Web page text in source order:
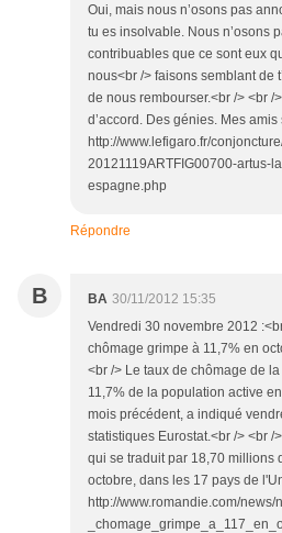
Oui, mais nous n’osons pas
tu es insolvable. Nous n’osons
contribuables que ce sont eux
nous<br /> faisons semblant de
de nous rembourser.<br /> <br /
d’accord. Des génies. Mes
http://www.lefigaro.fr/
20121119ARTFIG00700-artus-
espagne.php
Répondre
B BA 30/11/2012 15:35
Vendredi 30 novembre 2012
chômage grimpe à 11,7% en
<br /> Le taux de chômage de
11,7% de la population active
mois précédent, a indiqué
statistiques Eurostat.<br /> <br /
qui se traduit par 18,70 millions
octobre, dans les 17 pays de
http://www.romandie.com/